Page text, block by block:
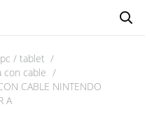
/ tablet /
con cable /
CABLE NINTENDO
A